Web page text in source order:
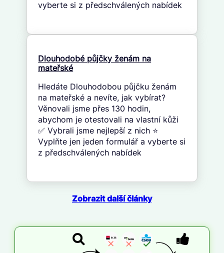
vyberte si z předschválených nabídek
Dlouhodobé půjčky ženám na
mateřské
Hledáte Dlouhodobou půjčku ženám
na mateřské a nevíte, jak vybírat?
Věnovali jsme přes 130 hodin,
abychom je otestovali na vlastní kůži
✅ Vybrali jsme nejlepší z nich ⭐
Vyplňte jen jeden formulář a vyberte si
z předschválených nabídek
Zobrazit další články